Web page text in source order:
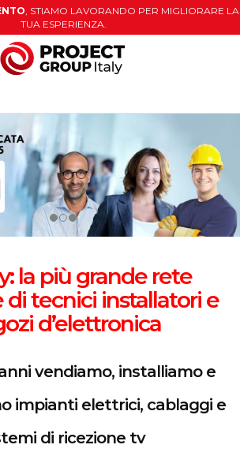
, STIAMO LAVORANDO PER MIGLIORARE LA
TUA ESPERIENZA.
la più grande rete
di tecnici installatori e
d’elettronica
vendiamo, installiamo e
impianti elettrici, cablaggi e
di ricezione tv